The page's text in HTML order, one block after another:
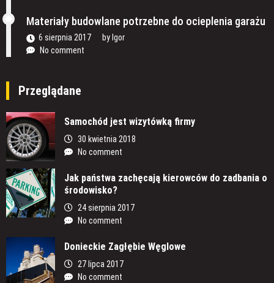
Materiały budowlane potrzebne do ocieplenia garażu
6 sierpnia 2017 by Igor
No comment
Przeglądane
Samochód jest wizytówką firmy
30 kwietnia 2018
No comment
Jak państwa zachęcają kierowców do zadbania o
środowisko?
24 sierpnia 2017
No comment
Donieckie Zagłębie Węglowe
27 lipca 2017
No comment